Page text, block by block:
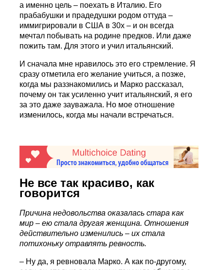
а именно цель – поехать в Италию. Его
прабабушки и прадедушки родом оттуда –
иммигрировали в США в 30х – и он всегда
мечтал побывать на родине предков. Или даже
пожить там. Для этого и учил итальянский.
И сначала мне нравилось это его стремление. Я
сразу отметила его желание учиться, а позже,
когда мы раззнакомились и Марко рассказал,
почему он так усиленно учит итальянский, я его
за это даже зауважала. Но мое отношение
изменилось, когда мы начали встречаться.
Не все так красиво, как
говорится
Причина недовольства оказалась стара как
мир – ею стала другая женщина. Отношения
действительно изменились – их стала
потихоньку отравлять ревность.
– Ну да, я ревновала Марко. А как по-другому,